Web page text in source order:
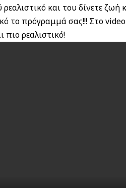
ρεαλιστικό και του δίνετε
το πρόγραμμά σας!!! Στο video
πιο ρεαλιστικό!